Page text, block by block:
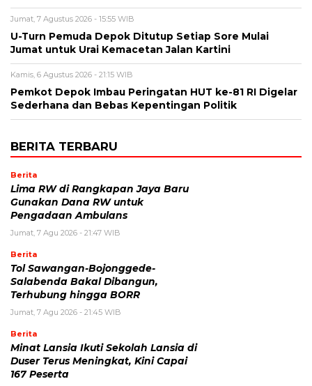
Jumat, 7 Agustus 2026 - 15:55 WIB
U-Turn Pemuda Depok Ditutup Setiap Sore Mulai
Jumat untuk Urai Kemacetan Jalan Kartini
Kamis, 6 Agustus 2026 - 21:15 WIB
Pemkot Depok Imbau Peringatan HUT ke-81 RI Digelar
Sederhana dan Bebas Kepentingan Politik
BERITA TERBARU
Berita
Lima RW di Rangkapan Jaya Baru
Gunakan Dana RW untuk
Pengadaan Ambulans
Jumat, 7 Agu 2026 - 21:47 WIB
Berita
Tol Sawangan-Bojonggede-
Salabenda Bakal Dibangun,
Terhubung hingga BORR
Jumat, 7 Agu 2026 - 21:45 WIB
Berita
Minat Lansia Ikuti Sekolah Lansia di
Duser Terus Meningkat, Kini Capai
167 Peserta